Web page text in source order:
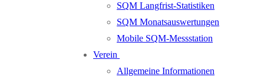
SQM Langfrist-Statistiken
SQM Monatsauswertungen
Mobile SQM-Messstation
Verein
Allgemeine Informationen